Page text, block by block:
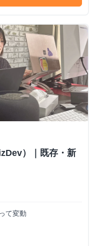
）｜既存・新
て変動